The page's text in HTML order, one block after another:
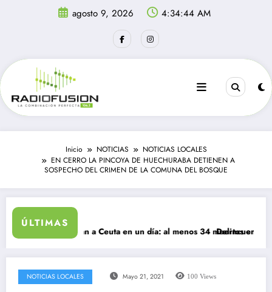
agosto 9, 2026 4:34:44 AM
Inicio NOTICIAS
NOTICIAS LOCALES
EN CERRO LA PINCOYA DE HUECHURABA DETIENEN A
SOSPECHO DEL CRIMEN DE LA COMUNA DEL BOSQUE
ÚLTIMAS
ingresan a Ceuta en un día: al menos 34 muertos en la crisis.
Delincuentes matan
NOTICIAS LOCALES Mayo 21, 2021 100 Views